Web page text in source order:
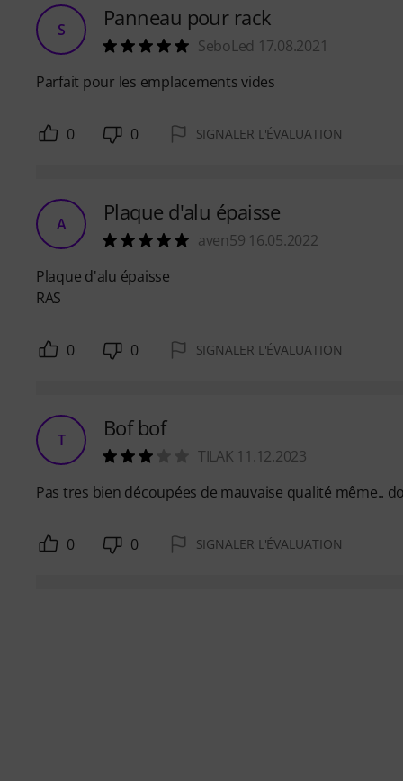
S Panneau pour rack
SeboLed 17.08.2021
Parfait pour les emplacements vides
0 0 SIGNALER L'ÉVALUATION
A Plaque d'alu épaisse
aven59 16.05.2022
Plaque d'alu épaisse
RAS
0 0 SIGNALER L'ÉVALUATION
T Bof bof
TILAK 11.12.2023
Pas tres bien découpées de mauvaise qualité même..
0 0 SIGNALER L'ÉVALUATION